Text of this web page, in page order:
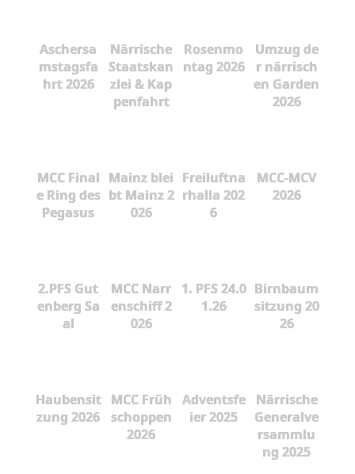
Aschersa
mstagsfa
hrt 2026
Närrische
Staatskan
zlei & Kap
penfahrt
Rosenmo
ntag 2026
Umzug de
r närrisch
en Garden
2026
MCC Final
e Ring des
Pegasus
Mainz blei
bt Mainz 2
026
Freiluftna
rhalla 202
6
MCC-MCV
2026
2.PFS Gut
enberg Sa
al
MCC Narr
enschiff 2
026
1. PFS 24.0
1.26
Birnbaum
sitzung 20
26
Haubensit
zung 2026
MCC Früh
schoppen
2026
Adventsfe
ier 2025
Närrische
Generalve
rsammlu
ng 2025